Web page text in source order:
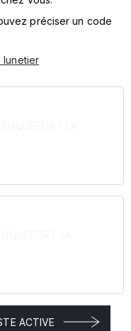
préciser un code
lunetier
ACTIVE